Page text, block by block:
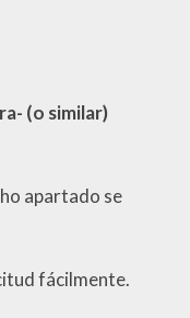
(o similar)
apartado se
fácilmente.